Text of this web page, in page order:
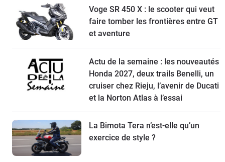
Voge SR 450 X : le scooter qui veut
faire tomber les frontières entre GT
et aventure
Actu de la semaine : les nouveautés
Honda 2027, deux trails Benelli, un
cruiser chez Rieju, l’avenir de Ducati
et la Norton Atlas à l’essai
La Bimota Tera n’est-elle qu’un
exercice de style ?